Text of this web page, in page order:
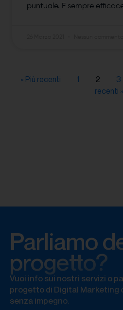
puntuale. E sempre
« Più recenti 1 2 3
recenti »
Parliamo
progetto?
Vuoi info sui nostri servizi o
progetto di Digital Marketing
senza impegno.